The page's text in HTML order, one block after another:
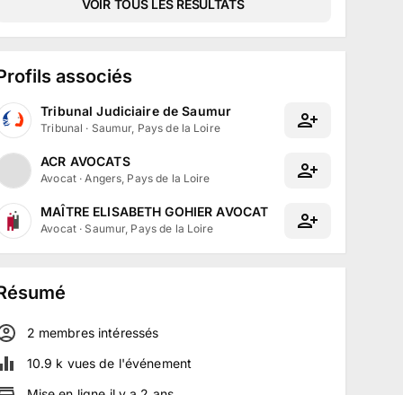
VOIR TOUS LES RÉSULTATS
associés
Tribunal Judiciaire de Saumur
Tribunal · Saumur, Pays de la Loire
ACR AVOCATS
Avocat ·Angers, Pays de la Loire
MAÎTRE ELISABETH GOHIER AVOCAT
Avocat · Saumur, Pays de la Loire
2 membresintéressés
10.9 k vues de l'événement